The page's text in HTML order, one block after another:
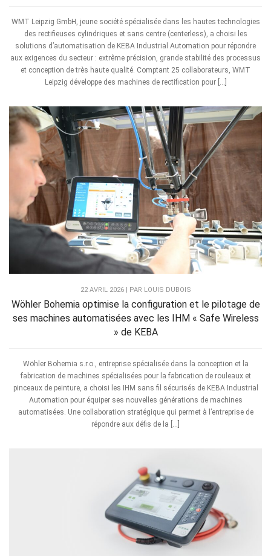
WMT Leipzig GmbH, jeune société spécialisée dans les hautes technologies
des rectifieuses cylindriques et sans centre (centerless), a choisi les
solutions d’automatisation de KEBA Industrial Automation pour répondre
aux exigences du secteur : extrême précision, grande stabilité des processus
et conception de très haute qualité. Comptant 25 collaborateurs, WMT
Leipzig développe des machines de rectification pour […]
22 AVRIL 2026 | PAR LOUIS DUBOIS
Wöhler Bohemia optimise la configuration et le pilotage de
ses machines automatisées avec les IHM « Safe Wireless
» de KEBA
Wöhler Bohemia s.r.o., entreprise spécialisée dans la conception et la
fabrication de machines spécialisées pour la fabrication de rouleaux et
pinceaux de peinture, a choisi les IHM sans fil sécurisés de KEBA Industrial
Automation pour équiper ses nouvelles générations de machines
automatisées. Une collaboration stratégique qui permet à l’entreprise de
répondre aux défis de la […]